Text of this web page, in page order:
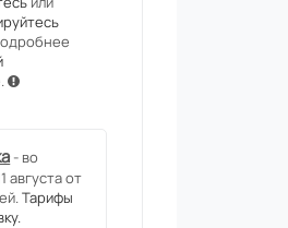
.
- во
августа от
Тарифы